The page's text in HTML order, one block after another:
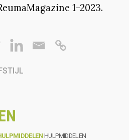
1-2023.
HULPMIDDELEN